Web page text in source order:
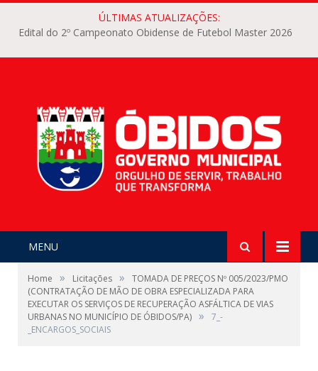
ÚLTIMAS ATUALIZAÇÕES:
Edital do 2º Campeonato Obidense de Futebol Master 2026
MENU
Home » Licitações »
TOMADA DE PREÇOS Nº 005/2023/PMO
(CONTRATAÇÃO DE MÃO DE OBRA ESPECIALIZADA PARA
EXECUTAR OS SERVIÇOS DE RECUPERAÇÃO ASFÁLTICA DE VIAS
URBANAS NO MUNICÍPIO DE ÓBIDOS/PA) »
7_-
_ENCARGOS_SOCIAIS